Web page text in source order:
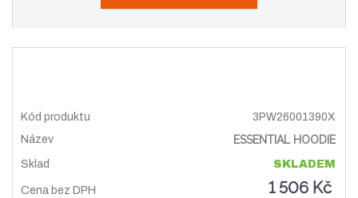
3PW26001390X
ESSENTIAL HOODIE
SKLADEM
1 506 Kč